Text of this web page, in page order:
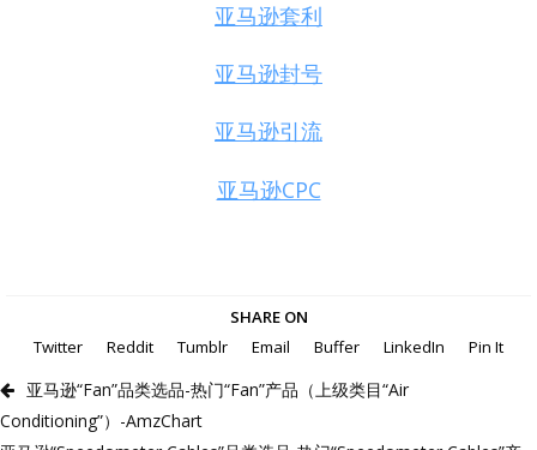
亚马逊套利
亚马逊封号
亚马逊引流
亚马逊CPC
SHARE ON
Twitter
Reddit Tumblr Email Buffer LinkedIn Pin It
亚马逊“Fan”品类选品-热门“Fan”产品（上级类目“Air
Conditioning”）-AmzChart